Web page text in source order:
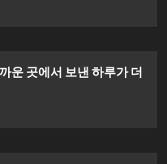
운 곳에서 보낸 하루가 더